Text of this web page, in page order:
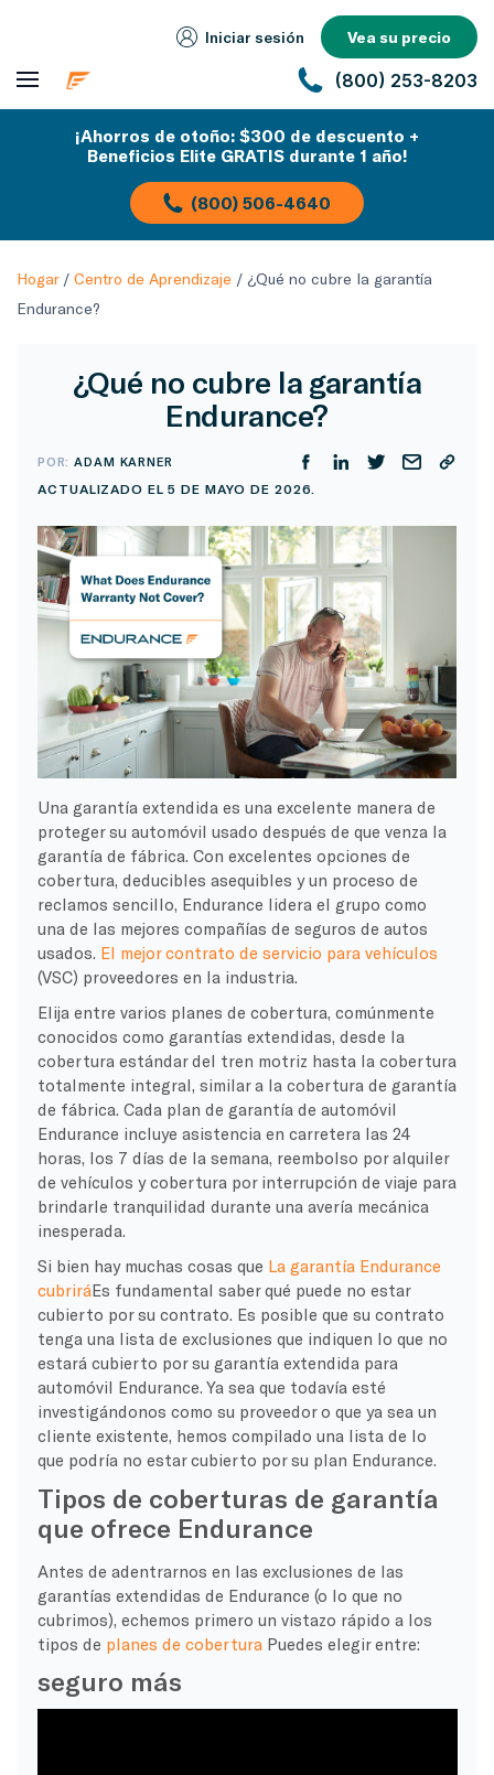
Iniciar sesión Vea su precio
(800) 253-8203
¡Ahorros de otoño: $300 de descuento +
Beneficios Elite GRATIS durante 1 año!
(800) 506-4640
Hogar/ Centro de Aprendizaje / ¿Qué no cubre la garantía
Endurance?
¿Qué no cubre la garantía
Endurance?
POR:ADAM KARNER
ACTUALIZADO EL 5 DE MAYO DE 2026.
Una garantía extendida es una excelente manera de
proteger su automóvil usado después de que venza la
garantía de fábrica. Con excelentes opciones de
cobertura, deducibles asequibles y un proceso de
reclamos sencillo, Endurance lidera el grupo como
una de las mejores compañías de seguros de autos
usados. El mejor contrato de servicio para vehículos
(VSC) proveedores en la industria.
Elija entre varios planes de cobertura, comúnmente
conocidos como garantías extendidas, desde la
cobertura estándar del tren motriz hasta la cobertura
totalmente integral, similar a la cobertura de garantía
de fábrica. Cada plan de garantía de automóvil
Endurance incluye asistencia en carretera las 24
horas, los 7 días de la semana, reembolso por alquiler
de vehículos y cobertura por interrupción de viaje para
brindarle tranquilidad durante una avería mecánica
inesperada.
Si bien hay muchas cosas que La garantía Endurance
cubriráEs fundamental saber qué puede no estar
cubierto por su contrato. Es posible que su contrato
tenga una lista de exclusiones que indiquen lo que no
estará cubierto por su garantía extendida para
automóvil Endurance. Ya sea que todavía esté
investigándonos como su proveedor o que ya sea un
cliente existente, hemos compilado una lista de lo
que podría no estar cubierto por su plan Endurance.
Tipos de coberturas de garantía
que ofrece Endurance
Antes de adentrarnos en las exclusiones de las
garantías extendidas de Endurance (o lo que no
cubrimos), echemos primero un vistazo rápido a los
tipos de planes de cobertura Puedes elegir entre:
seguro más